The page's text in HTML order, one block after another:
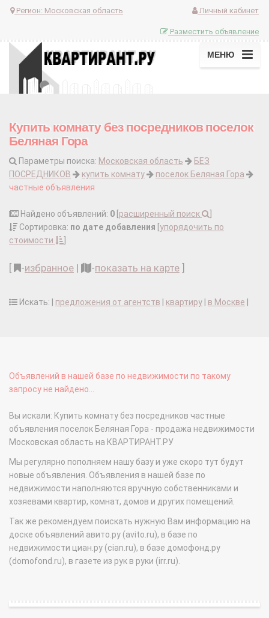
Регион: Московская область Личный кабинет
Разместить объявление
МЕНЮ
Купить комнату без посредников поселок
Беляная Гора
Параметры поиска: Московская область
БЕЗ
ПОСРЕДНИКОВ
купить комнату
поселок Беляная Гора
частные объявления
Найдено объявлений: 0 расширенный поиск
Сортировка: по дате добавления упорядочить по
стоимости
-избранное | -показать на карте
Искать: | предложения от агентств квартиру в Москве
Объявлений в нашей базе по недвижимости по такому
запросу не найдено...
Вы искали: Купить комнату без посредников частные
объявления поселок Беляная Гора - продажа недвижимости
Московская область на КВАРТИРАНТ.РУ
Мы регулярно пополняем нашу базу и уже скоро тут будут
новые объявления. Объявления в нашей базе по
недвижимости наполняются вручную собственниками и
хозяевами квартир, комнат, домов и других помещений.
Так же рекомендуем поискать нужную Вам информацию на
доске объявлений авито.ру (avito.ru), в базе по
недвижимости циан.ру (cian.ru), в базе домофонд.ру
(domofond.ru), в газете из рук в руки (irr.ru).